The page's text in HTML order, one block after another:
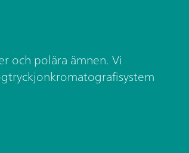
och polära ämnen. Vi